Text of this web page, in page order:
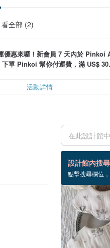
看全部 (2)
優惠來囉！新會員 7 天內於 Pinkoi
下單 Pinkoi 幫你付運費，滿 US$
活動詳情
設計館內搜
點擊搜尋欄位
7 個商品